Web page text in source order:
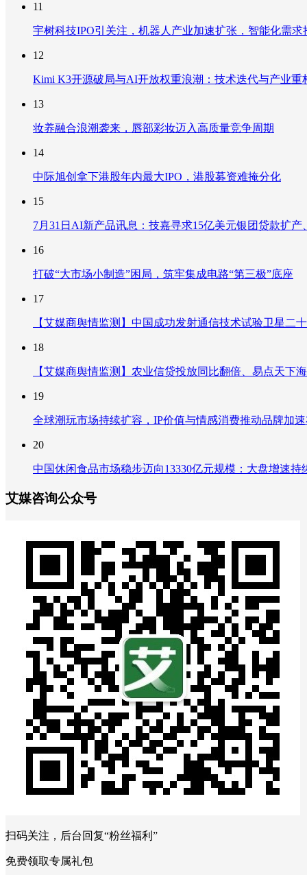
11
宇树科技IPO引关注，机器人产业加速扩张，智能化需求
12
Kimi K3开源破局与AI开放权重浪潮：技术迭代与产业重
13
妆养融合浪潮袭来，唇部彩妆迈入高质量竞争周期
14
中际旭创拿下港股年内最大IPO，港股募资难掩分化
15
7月31日AI新产品讯息：技嘉寻求15亿美元银团贷款扩
16
打破“大市场小制造”困局，筑牢集成电路“第三极”底座
17
【艾媒商舆情监测】中国成功发射通信技术试验卫星
18
【艾媒商舆情监测】农业信贷投放同比翻倍、易点天下
19
全球潮玩市场持续扩容，IP价值与情感消费推动品牌加
20
中国休闲食品市场稳步迈向13330亿元规模：大盘增速
艾媒咨询公众号
扫码关注，后台回复“粉丝福利”
免费领取专属礼包